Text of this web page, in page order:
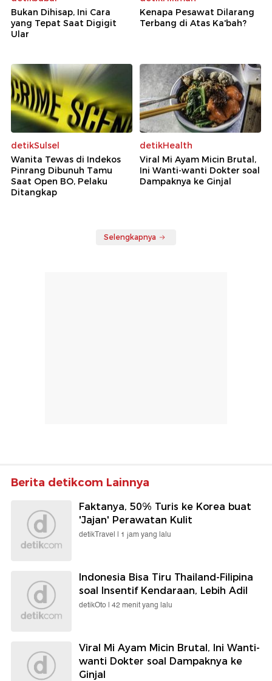
Bukan Dihisap, Ini Cara
yang Tepat Saat Digigit
Ular
Kenapa Pesawat Dilarang
Terbang di Atas Ka'bah?
detikSulsel
Wanita Tewas di Indekos
Pinrang Dibunuh Tamu
Saat Open BO, Pelaku
Ditangkap
detikHealth
Viral Mi Ayam Micin Brutal,
Ini Wanti-wanti Dokter soal
Dampaknya ke Ginjal
Selengkapnya
Berita detikcom Lainnya
Faktanya, 50% Turis ke Korea buat
'Jajan' Perawatan Kulit
detikTravel | 1 jam yang lalu
Indonesia Bisa Tiru Thailand-Filipina
soal Insentif Kendaraan, Lebih Adil
detikOto | 42 menit yang lalu
Viral Mi Ayam Micin Brutal, Ini Wanti-
wanti Dokter soal Dampaknya ke
Ginjal